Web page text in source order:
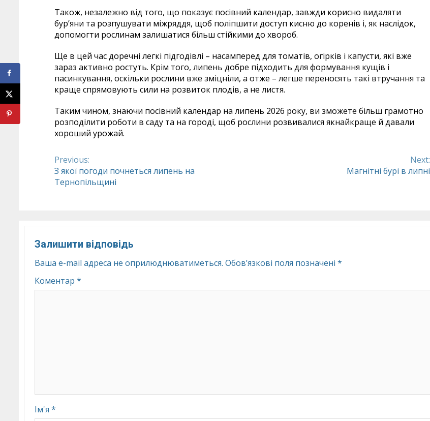
Також, незалежно від того, що показує посівний календар, завжди корисно видаляти
бур’яни та розпушувати міжряддя, щоб поліпшити доступ кисню до коренів і, як наслідок,
допомогти рослинам залишатися більш стійкими до хвороб.
Ще в цей час доречні легкі підгодівлі – насамперед для томатів, огірків і капусти, які вже
зараз активно ростуть. Крім того, липень добре підходить для формування кущів і
пасинкування, оскільки рослини вже зміцніли, а отже – легше переносять такі втручання та
краще спрямовують сили на розвиток плодів, а не листя.
Таким чином, знаючи посівний календар на липень 2026 року, ви зможете більш грамотно
розподілити роботи в саду та на городі, щоб рослини розвивалися якнайкраще й давали
хороший урожай.
Continue
Reading
Previous:
З якої погоди почнеться липень на
Тернопільщині
Next:
Магнітні бурі в липні
Залишити відповідь
Ваша e-mail адреса не оприлюднюватиметься. Обов’язкові поля позначені *
Коментар *
Ім'я *